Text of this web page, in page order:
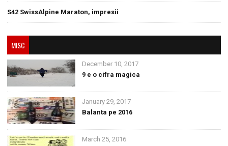
S42 SwissAlpine Maraton, impresii
MISC
December 10, 2017
9 e o cifra magica
January 29, 2017
Balanta pe 2016
March 25, 2016